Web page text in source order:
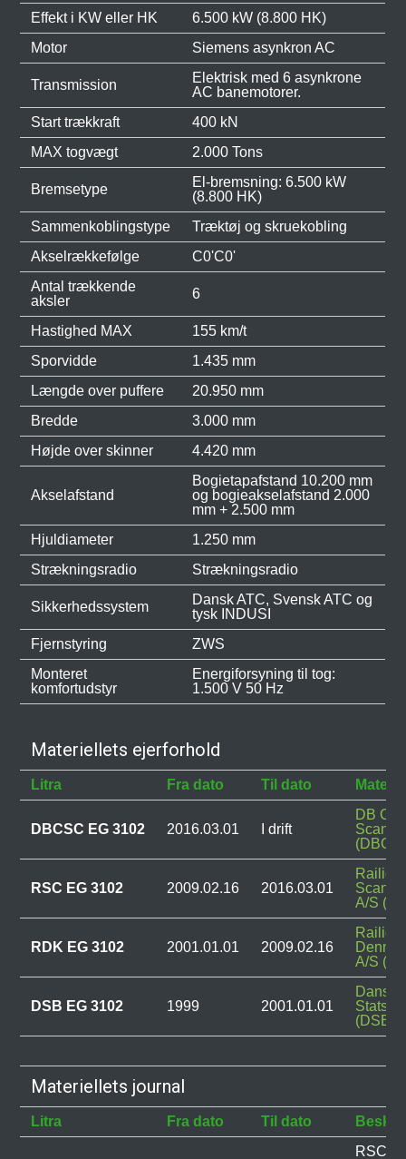
Effekt i KW eller HK
6.500 kW (8.800 HK)
Motor
Siemens asynkron AC
Transmission
Elektrisk med 6 asynkrone
AC banemotorer.
Start trækkraft
400 kN
MAX togvægt
2.000 Tons
Bremsetype
El-bremsning: 6.500 kW
(8.800 HK)
Sammenkoblingstype
Træktøj og skruekobling
Akselrækkefølge
C0'C0'
Antal trækkende
aksler
6
Hastighed MAX
155 km/t
Sporvidde
1.435 mm
Længde over puffere
20.950 mm
Bredde
3.000 mm
Højde over skinner
4.420 mm
Akselafstand
Bogietapafstand 10.200 mm
og bogieakselafstand 2.000
mm + 2.500 mm
Hjuldiameter
1.250 mm
Strækningsradio
Strækningsradio
Sikkerhedssystem
Dansk ATC, Svensk ATC og
tysk INDUSI
Fjernstyring
ZWS
Monteret
komfortudstyr
Energiforsyning til tog:
1.500 V 50 Hz
Materiellets ejerforhold
Litra Fra dato Til dato
DBCSC EG 3102 2016.03.01 I drift
DB
RSC EG 3102 2009.02.16 2016.03.01
Railion
A/S
RDK EG 3102 2001.01.01 2009.02.16
Railion
A/S
DSB EG 3102 1999 2001.01.01
Danske
(DSB)
Materiellets journal
Litra Fra dato Til dato
RSC